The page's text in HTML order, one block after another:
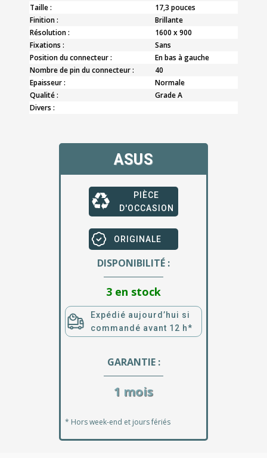
Taille :
17,3 pouces
Finition :
Brillante
Résolution :
1600 x 900
Fixations :
Sans
Position du connecteur :
En bas à gauche
Nombre de pin du connecteur :
40
Epaisseur :
Normale
Qualité :
Grade A
Divers :
ASUS
PIÈCE
D'OCCASION
ORIGINALE
DISPONIBILITÉ :
3 en stock
Expédié aujourd’hui si
commandé avant 12 h*
GARANTIE :
1 mois
* Hors week-end et jours fériés